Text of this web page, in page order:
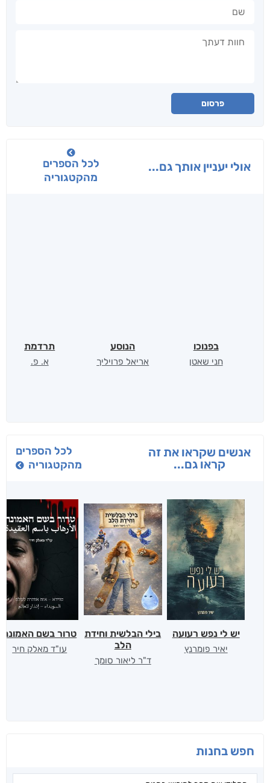
חפש בחנות
פרסום
אולי יעניין אותך גם...
לכל הספרים
מהקטגוריה
בפנוכו
חני שאטן
הנוסע
אריאל פרויליך
תרדמת
א. פ.
אנשים שקראו את זה
קראו גם...
לכל הספרים
מהקטגוריה
יש לי נפש רעועה
יאיר פומרנץ
בילי הבלשית וחידת
הלב
ד"ר ליאור סומך
טרור בשם האמונה
עו"ד מאלק חיר